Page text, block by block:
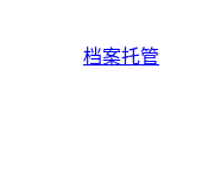
档案托管